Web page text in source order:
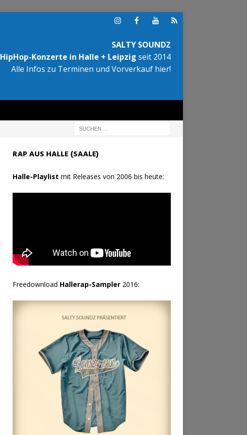
SALTY SOUNDZ
HipHop-Konzerte in Halle + Leipzig seit 2014
Alle Infos zu Terminen und Vorverkauf hier!
RAP AUS HALLE (SAALE)
Halle-Playlist mit Releases von 2006 bis heute:
Freedownload Hallerap-Sampler2016: